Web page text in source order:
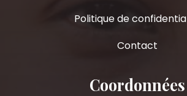
Politique de
Contact
Coordonnées